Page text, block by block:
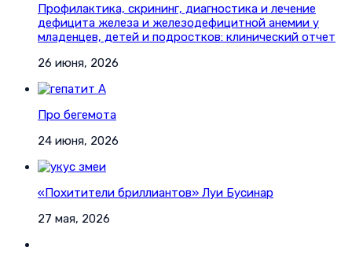
Профилактика, скрининг, диагностика и лечение
дефицита железа и железодефицитной анемии у
младенцев, детей и подростков: клинический отчет
26 июня, 2026
Про бегемота
24 июня, 2026
«Похитители бриллиантов» Луи Бусинар
27 мая, 2026